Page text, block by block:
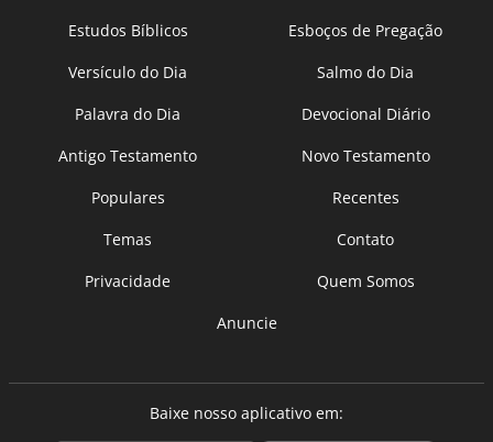
Estudos Bíblicos
Esboços de Pregação
Versículo do Dia
Salmo do Dia
Palavra do Dia
Devocional Diário
Antigo Testamento
Novo Testamento
Populares
Recentes
Temas
Contato
Privacidade
Quem Somos
Anuncie
Baixe nosso aplicativo em: